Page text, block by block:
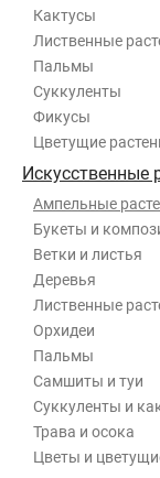
Кактусы
Лиственные
Пальмы
Суккуленты
Фикусы
Цветущие
Искусственные
Ампельные
Букеты и
Ветки и листья
Деревья
Лиственные
Орхидеи
Пальмы
Самшиты и туи
Суккуленты и
Трава и осока
Цветы и